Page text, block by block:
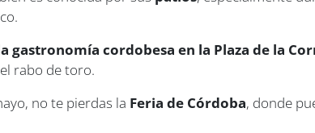
gastronomía cordobesa en la Plaza de la
rabo de toro.
no te pierdas la Feria de Córdoba, donde